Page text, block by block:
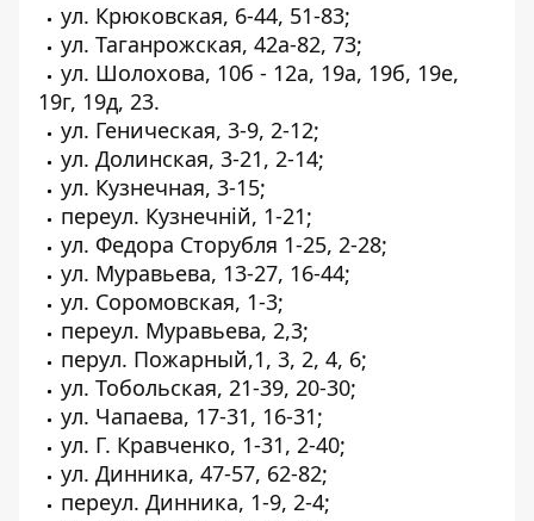
ул. Крюковская, 6-44, 51-83;
ул. Таганрожская, 42а-82, 73;
ул. Шолохова, 10б - 12а, 19а, 19б, 19е,
19г, 19д, 23.
ул. Геническая, 3-9, 2-12;
ул. Долинская, 3-21, 2-14;
ул. Кузнечная, 3-15;
переул. Кузнечній, 1-21;
ул. Федора Сторубля 1-25, 2-28;
ул. Муравьева, 13-27, 16-44;
ул. Соромовская, 1-3;
переул. Муравьева, 2,3;
перул. Пожарный,1, 3, 2, 4, 6;
ул. Тобольская, 21-39, 20-30;
ул. Чапаева, 17-31, 16-31;
ул. Г. Кравченко, 1-31, 2-40;
ул. Динника, 47-57, 62-82;
переул. Динника, 1-9, 2-4;